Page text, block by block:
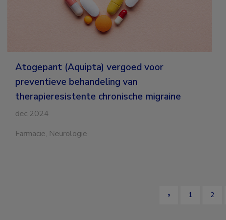
Atogepant (Aquipta) vergoed voor
preventieve behandeling van
therapieresistente chronische migraine
dec 2024
Farmacie, Neurologie
therapieresistente
chronische
migraine
« 1 2